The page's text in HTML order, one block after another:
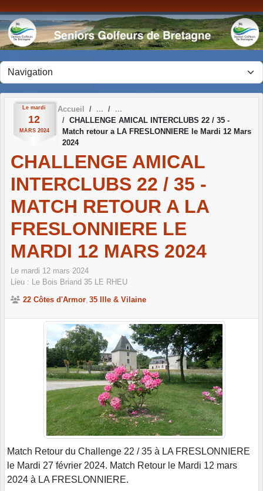
Le mardi
12
MARS 2024
Accueil
CHALLENGE AMICAL INTERCLUBS 22 / 35 -
Match retour a LA FRESLONNIERE le Mardi 12 Mars
2024
CHALLENGE AMICAL
INTERCLUBS 22 / 35 -
MATCH RETOUR A LA
FRESLONNIERE LE
MARDI 12 MARS 2024
Le mardi 12 mars 2024
Lieu : Le Bois Briand 35 LE RHEU
22 Côtes d'Armor 35 Ille & Vilaine
Match Retour du Challenge 22 / 35 à LA FRESLONNIERE
le Mardi 27 février 2024. Match Retour le Mardi 12 mars
2024 à LA FRESLONNIERE.